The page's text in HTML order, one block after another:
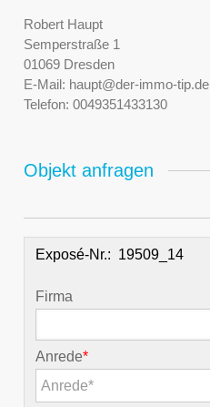
Robert Haupt
Semperstraße 1
01069 Dresden
E-Mail: haupt@der-immo-tip.de
Telefon: 0049351433130
Objekt anfragen
Exposé-Nr.:
Firma
Anrede*
Anrede*